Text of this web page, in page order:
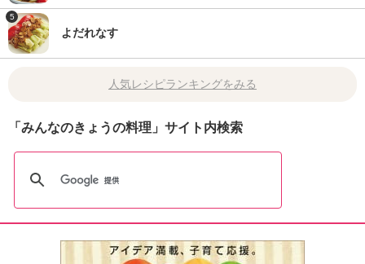
5
よだれなす
人気レシピランキングをみる
「みんなのきょうの料理」サイト内検索